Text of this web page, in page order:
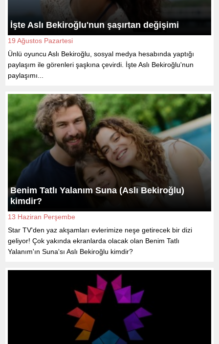
İşte Aslı Bekiroğlu'nun şaşırtan değişimi
19 Ağustos Pazartesi
Ünlü oyuncu Aslı Bekiroğlu, sosyal medya hesabında yaptığı
paylaşım ile görenleri şaşkına çevirdi. İşte Aslı Bekiroğlu'nun
paylaşımı...
Benim Tatlı Yalanım Suna (Aslı Bekiroğlu)
kimdir?
13 Haziran Perşembe
Star TV'den yaz akşamları evlerimize neşe getirecek bir dizi
geliyor! Çok yakında ekranlarda olacak olan Benim Tatlı
Yalanım'ın Suna'sı Aslı Bekiroğlu kimdir?